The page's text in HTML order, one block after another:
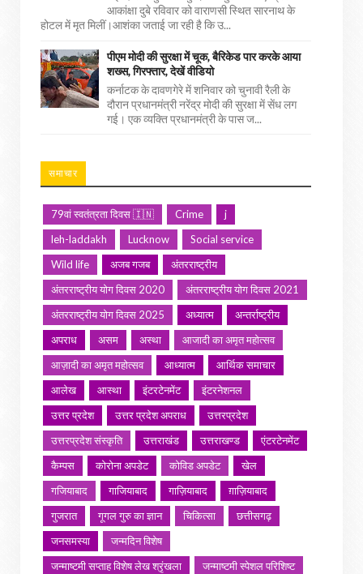
आकांक्षा दुबे रविवार को वाराणसी स्थित सारनाथ के
होटल में मृत मिलीं।आशंका जताई जा रही है कि उ...
पीएम मोदी की सुरक्षा में चूक, बैरिकेड पार करके आया
शख्स, गिरफ्तार, देखें वीडियो
कर्नाटक के दावणगेरे में शनिवार को चुनावी रैली के
दौरान प्रधानमंत्री नरेंद्र मोदी की सुरक्षा में सेंध लग
गई। एक व्यक्ति प्रधानमंत्री के पास ज...
समाचार
79वां स्वतंत्रता दिवस 🇮🇳 Crime
j
leh-laddakh
Lucknow
Social service
Wild life
अजब गजब
अंतरराष्ट्रीय
अंतरराष्ट्रीय योग दिवस 2020
अंतरराष्ट्रीय योग दिवस 2021
अंतरराष्ट्रीय योग दिवस 2025
अध्यात्म
अन्तर्राष्ट्रीय
अपराध
असम अस्था
आजादी का अमृत महोत्सव
आज़ादी का अमृत महोत्सव
आध्यात्म
आर्थिक समाचार
आलेख
आस्था इंटरटेनमेंट
इंटरनेशनल
उत्तर प्रदेश
उत्तर प्रदेश अपराध
उत्तरप्रदेश
उत्तरप्रदेश संस्कृति
उत्तराखंड उत्तराखण्ड
एंटरटेनमेंट
कैम्पस
कोरोना अपडेट कोविड अपडेट
खेल
गजियाबाद
गाजियाबाद गाज़ियाबाद
ग़ाज़ियाबाद
गुजरात
गूगल गुरु का ज्ञान चिकित्सा
छत्तीसगढ़
जनसमस्या
जन्मदिन विशेष
जन्माष्टमी सप्ताह विशेष लेख श्रृंखला
जन्माष्टमी स्पेशल परिशिष्ट